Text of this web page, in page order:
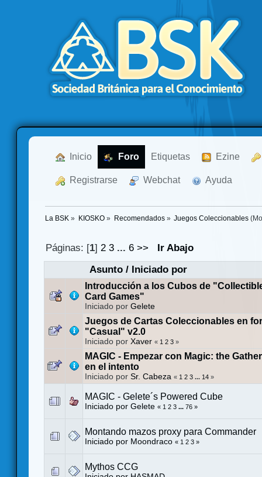
Inicio Foro Etiquetas Ezine
Registrarse Webchat Ayuda
La BSK » KIOSKO» Recomendados» Juegos Coleccionables
Páginas: [1]2 3 ...6 >>
Ir Abajo
Asunto/ Iniciado por
Introducción a los Cubos de
Card Games"
Iniciado por Gelete
Juegos de Cartas Coleccionables en
"Casual" v2.0
Iniciado por Xaver « 1 2 3 »
MAGIC - Empezar con Magic: the
en el intento
Iniciado por Sr. Cabeza « 1 2 3 ... 14 »
MAGIC - Gelete´s Powered Cube
Iniciado por Gelete « 1 2 3 ... 76 »
Montando mazos proxy para Commander
Iniciado por Moondraco « 1 2 3 »
Mythos CCG